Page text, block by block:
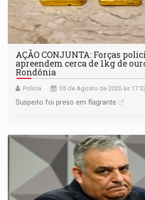
AÇÃO CONJUNTA: Forças
apreendem cerca de 1kg de
Rondônia
Polícia 05 de Agosto de 2026 às
Suspeito foi preso em flagrante